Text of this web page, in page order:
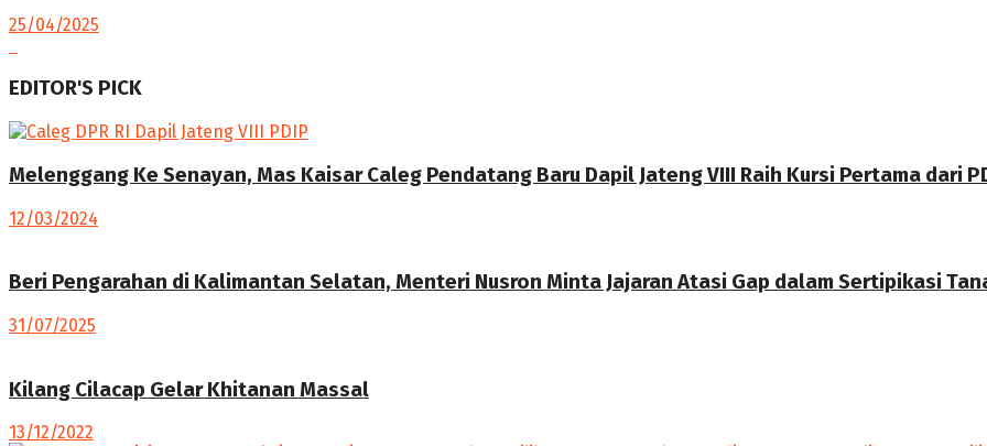
25/04/2025
EDITOR'S PICK
Melenggang Ke Senayan, Mas Kaisar Caleg Pendatang Baru Dapil Jateng VIII Raih Kursi Pertama dari
12/03/2024
Beri Pengarahan di Kalimantan Selatan, Menteri Nusron Minta Jajaran Atasi Gap dalam Sertipikasi
31/07/2025
Kilang Cilacap Gelar Khitanan Massal
13/12/2022